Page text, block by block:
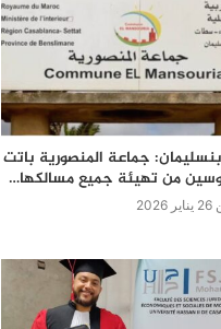
جماعة المنصورية باتت
من تهيئة جميع مسالكها…